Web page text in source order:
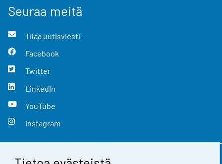
Seuraa meitä
Tilaa uutisviesti
Facebook
Twitter
LinkedIn
YouTube
Instagram